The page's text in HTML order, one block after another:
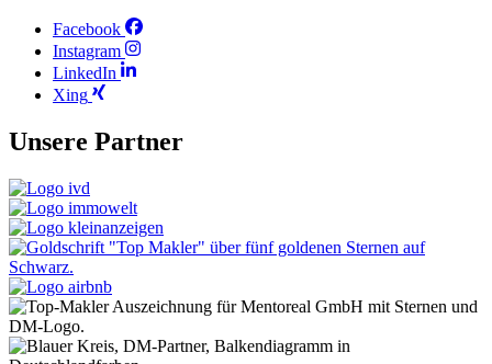
Facebook
Instagram
LinkedIn
Xing
Unsere Partner